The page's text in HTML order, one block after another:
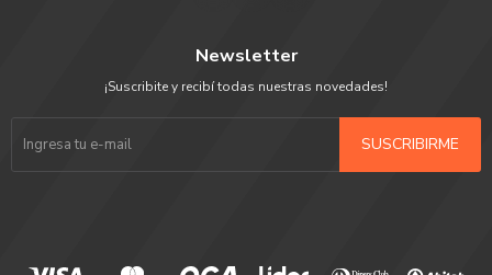
Newsletter
¡Suscribite y recibí todas nuestras novedades!
SUSCRIBIRME